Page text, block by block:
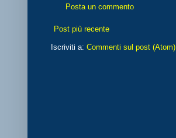
Posta un commento
Post più recente
Iscriviti a: Commenti sul post (Atom)